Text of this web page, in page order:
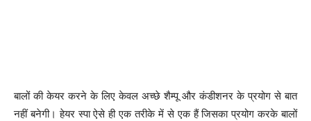
बालों की केयर करने के लिए केवल अच्छे शैम्पू और कंडीशनर के प्रयोग से बात
नहीं बनेगी। हेयर स्पा ऐसे ही एक तरीके में से एक हैं जिसका प्रयोग करके बालों